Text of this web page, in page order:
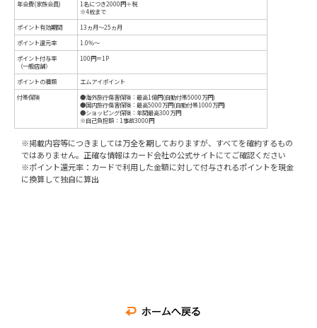
※掲載内容等につきましては万全を期しておりますが、すべてを確約するもの
ではありません。正確な情報はカード会社の公式サイトにてご確認ください
※ポイント還元率：カードで利用した金額に対して付与されるポイントを現金
に換算して独自に算出